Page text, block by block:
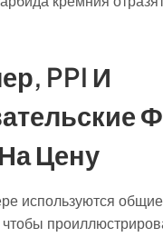
PPI И
Цену
используются
чтобы